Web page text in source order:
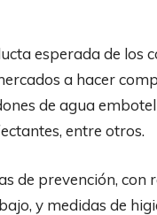
esperada de los
a hacer
de agua
entre otros.
de prevención, con
y medidas de